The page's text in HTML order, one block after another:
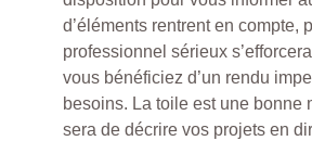
d’éléments rentrent en compte,
professionnel sérieux
vous bénéficiez d’un rendu
besoins. La toile est une bonne
sera de décrire vos projets en